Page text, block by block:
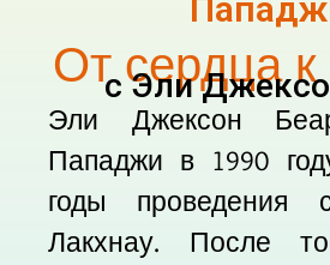
От сердца к
с Эли
Эли Джексон
Пападжи в 1990
годы проведения
Лакхнау. После